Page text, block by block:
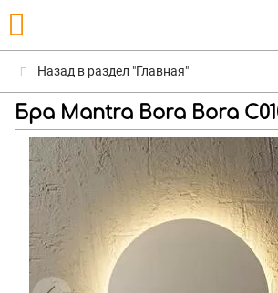
Назад в раздел "Главная"
Бра Mantra Bora Bora